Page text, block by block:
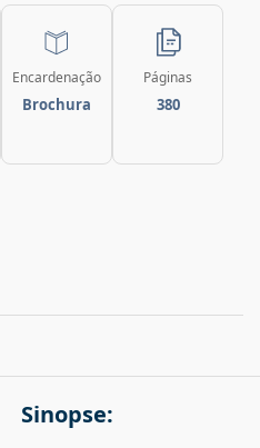
Encardenação
Brochura
Páginas
380
Sinopse: